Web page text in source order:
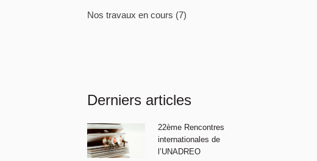
Nos travaux en cours (7)
Derniers articles
22ème Rencontres
internationales de
l’UNADREO